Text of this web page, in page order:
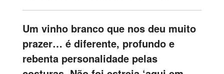
Um vinho branco que nos deu muito
prazer… é diferente, profundo e
rebenta personalidade pelas